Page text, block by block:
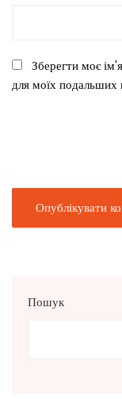
Зберегти моє
для моїх подальших
Пошук